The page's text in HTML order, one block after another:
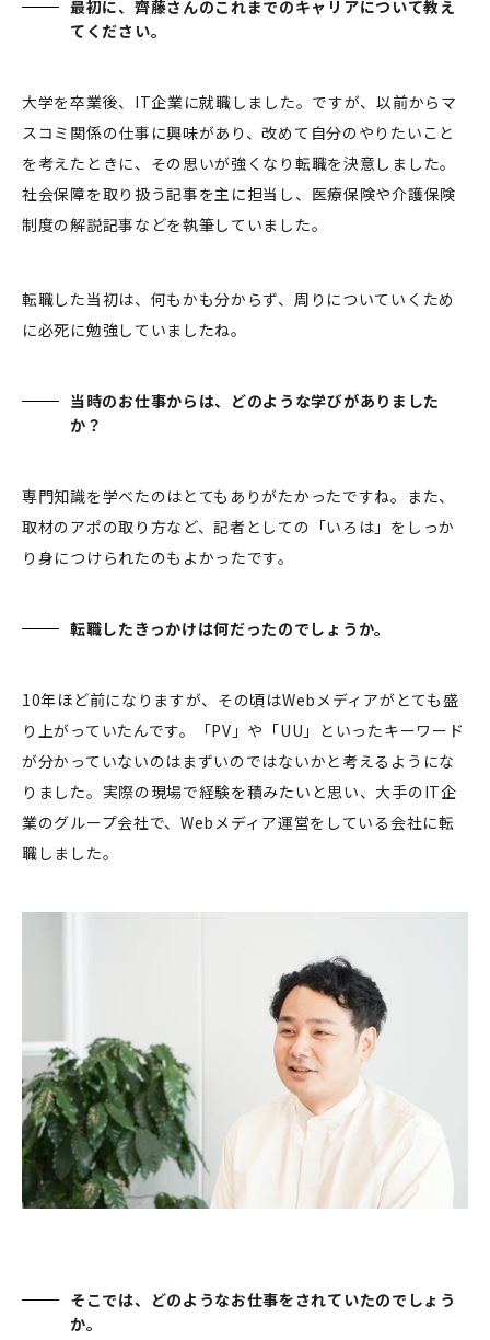
最初に、齊藤さんのこれまでのキャリアについて教え
てください。
大学を卒業後、IT企業に就職しました。ですが、以前からマ
スコミ関係の仕事に興味があり、改めて自分のやりたいこと
を考えたときに、その思いが強くなり転職を決意しました。
社会保障を取り扱う記事を主に担当し、医療保険や介護保険
制度の解説記事などを執筆していました。
転職した当初は、何もかも分からず、周りについていくため
に必死に勉強していましたね。
当時のお仕事からは、どのような学びがありました
か？
専門知識を学べたのはとてもありがたかったですね。また、
取材のアポの取り方など、記者としての「いろは」をしっか
り身につけられたのもよかったです。
転職したきっかけは何だったのでしょうか。
10年ほど前になりますが、その頃はWebメディアがとても盛
り上がっていたんです。「PV」や「UU」といったキーワード
が分かっていないのはまずいのではないかと考えるようにな
りました。実際の現場で経験を積みたいと思い、大手のIT企
業のグループ会社で、Webメディア運営をしている会社に転
職しました。
そこでは、どのようなお仕事をされていたのでしょう
か。